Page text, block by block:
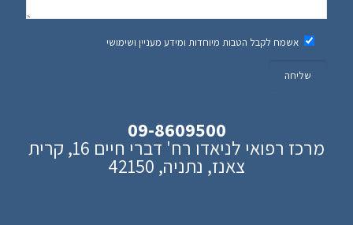
אשמח לקבל הטבות מיוחדות ומידע מעניין ושימושי
09-8609500
מרכז רפואי לניאדו רח' דברי חיים 16, קרית
צאנז, נתניה, 42150